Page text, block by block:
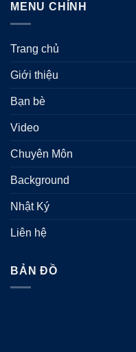
MENU CHÍNH
Trang chủ
Giới thiệu
Bạn bè
Video
Chuyên Môn
Background
Nhật Ký
Liên hệ
BẢN ĐỒ